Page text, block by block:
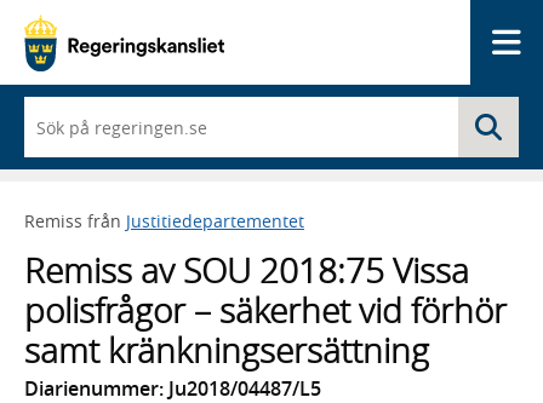
du
börjar
skriva
framträder
lista
med
sökförslag
Remiss från Justitiedepartementet
Remiss av SOU 2018:75 Vissa
polisfrågor – säkerhet vid förhör
samt kränkningsersättning
Diarienummer: Ju2018/04487/L5